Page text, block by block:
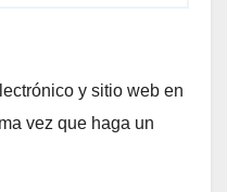
y sitio web en
vez que haga un